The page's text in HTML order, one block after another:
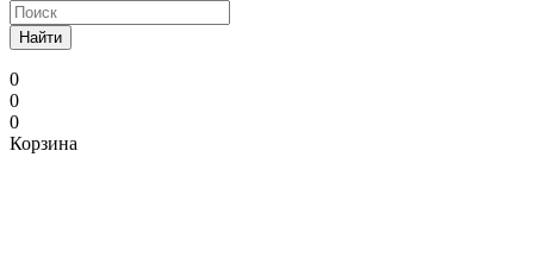
Найти
0
0
0
Корзина